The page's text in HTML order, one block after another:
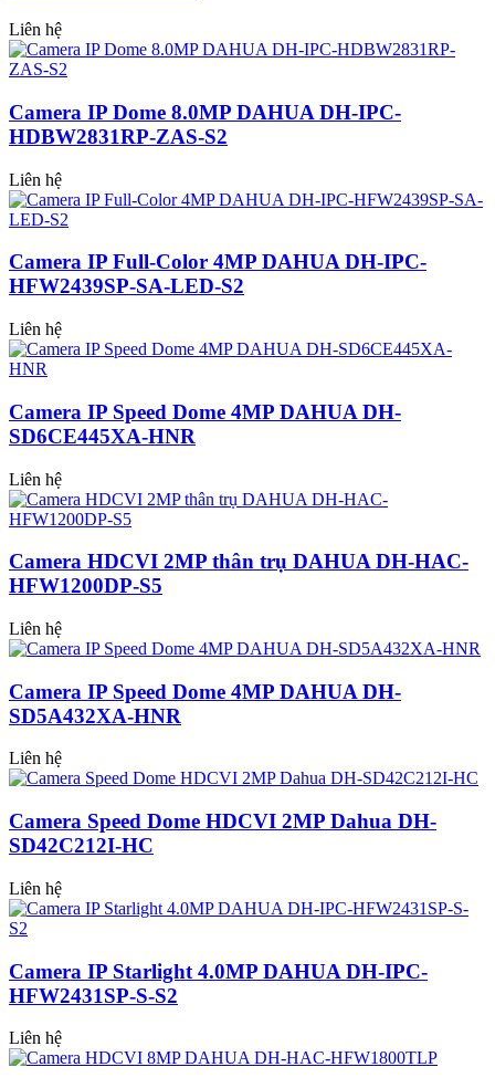
Liên hệ
Camera IP Dome 8.0MP DAHUA DH-IPC-
HDBW2831RP-ZAS-S2
Liên hệ
Camera IP Full-Color 4MP DAHUA DH-IPC-
HFW2439SP-SA-LED-S2
Liên hệ
Camera IP Speed Dome 4MP DAHUA DH-
SD6CE445XA-HNR
Liên hệ
Camera HDCVI 2MP thân trụ DAHUA DH-HAC-
HFW1200DP-S5
Liên hệ
Camera IP Speed Dome 4MP DAHUA DH-
SD5A432XA-HNR
Liên hệ
Camera Speed Dome HDCVI 2MP Dahua DH-
SD42C212I-HC
Liên hệ
Camera IP Starlight 4.0MP DAHUA DH-IPC-
HFW2431SP-S-S2
Liên hệ